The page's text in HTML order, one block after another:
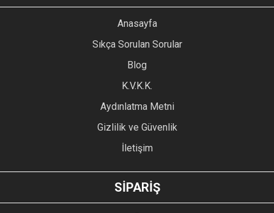
YORUM YAZ
Ürün resmi kalitesiz, bozuk veya görüntülenemiyor.
Ürün açıklamasında eksik bilgiler bulunuyor.
Ürün bilgilerinde hatalar bulunuyor.
Ürün fiyatı diğer sitelerden daha pahalı.
GÖNDER
Anasayfa
Sıkça Sorulan Sorular
Blog
K.V.K.K.
Aydınlatma Metni
Gizlilik ve Güvenlik
İletişim
SİPARİŞ